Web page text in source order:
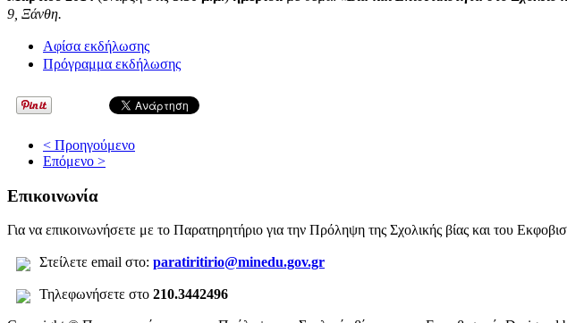
9, Ξάνθη.
Αφίσα εκδήλωσης
Πρόγραμμα εκδήλωσης
< Προηγούμενο
Επόμενο >
Επικοινωνία
Για να επικοινωνήσετε με το Παρατηρητήριο για την Πρόληψη της Σχολικής βίας και του
Στείλετε email στο: paratiritirio@minedu.gov.gr
Τηλεφωνήσετε στο 210.3442496